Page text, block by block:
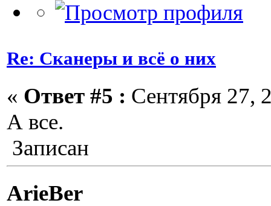
Re: Сканеры и всё о них
« Ответ #5 : Сентября 27,
А все.
Записан
ArieBer